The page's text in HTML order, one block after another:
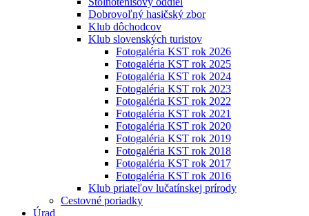
Dobrovoľný hasičský zbor
Klub dôchodcov
Klub slovenských turistov
Fotogaléria KST rok 2026
Fotogaléria KST rok 2025
Fotogaléria KST rok 2024
Fotogaléria KST rok 2023
Fotogaléria KST rok 2022
Fotogaléria KST rok 2021
Fotogaléria KST rok 2020
Fotogaléria KST rok 2019
Fotogaléria KST rok 2018
Fotogaléria KST rok 2017
Fotogaléria KST rok 2016
Klub priateľov lučatínskej prírody
Cestovné poriadky
Úrad